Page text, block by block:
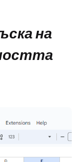
на